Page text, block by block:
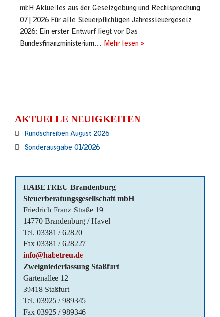
mbH Aktuelles aus der Gesetzgebung und Rechtsprechung
07 | 2026 Für alle Steuerpflichtigen Jahressteuergesetz
2026: Ein erster Entwurf liegt vor Das
Bundesfinanzministerium… Mehr lesen »
AKTUELLE NEUIGKEITEN
Rundschreiben August 2026
Sonderausgabe 01/2026
HABETREU Brandenburg
Steuerberatungsgesellschaft mbH
Friedrich-Franz-Straße 19
14770 Brandenburg / Havel
Tel. 03381 / 62820
Fax 03381 / 628227
info@habetreu.de
Zweigniederlassung Staßfurt
Gartenallee 12
39418 Staßfurt
Tel. 03925 / 989345
Fax 03925 / 989346